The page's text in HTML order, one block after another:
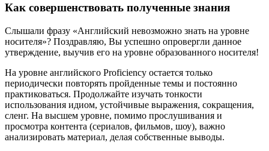
Как совершенствовать полученные знания
Слышали фразу «Английский невозможно знать на уровне
носителя»? Поздравляю, Вы успешно опровергли данное
утверждение, выучив его на уровне образованного носителя!
На уровне английского Proficiency остается только
периодически повторять пройденные темы и постоянно
практиковаться. Продолжайте изучать тонкости
использования идиом, устойчивые выражения, сокращения,
сленг. На высшем уровне, помимо прослушивания и
просмотра контента (сериалов, фильмов, шоу), важно
анализировать материал, делая собственные выводы.